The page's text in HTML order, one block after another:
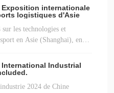
Exposition internationale
logistiques d'Asie
les technologies et
en Asie (Shanghai), en
Industrial
2024 de Chine